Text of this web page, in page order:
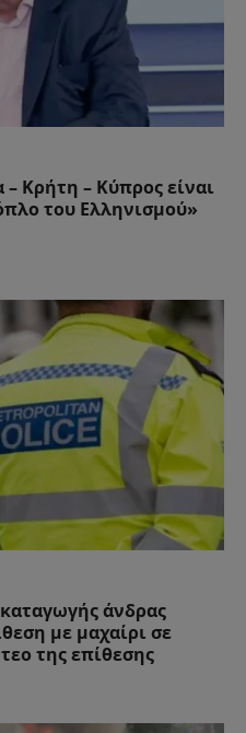
Κρήτη – Κύπρος είναι
του Ελληνισμού»
άνδρας
με μαχαίρι σε
της επίθεσης